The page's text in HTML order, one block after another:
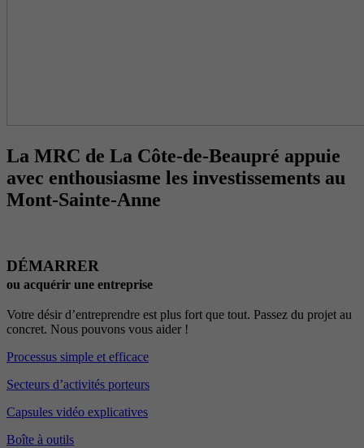
La MRC de La Côte-de-Beaupré appuie
avec enthousiasme les investissements au
Mont-Sainte-Anne
DÉMARRER
ou acquérir une entreprise
Votre désir d’entreprendre est plus fort que tout. Passez du projet au
concret. Nous pouvons vous aider !
Processus simple et efficace
Secteurs d’activités porteurs
Capsules vidéo explicatives
Boîte à outils